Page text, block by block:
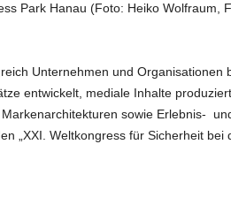
Park Hanau (Foto: Heiko Wolfraum,
Unternehmen und
entwickelt, mediale Inhalte
sowie Erlebnis-
„XXI. Weltkongress für Sicherheit bei